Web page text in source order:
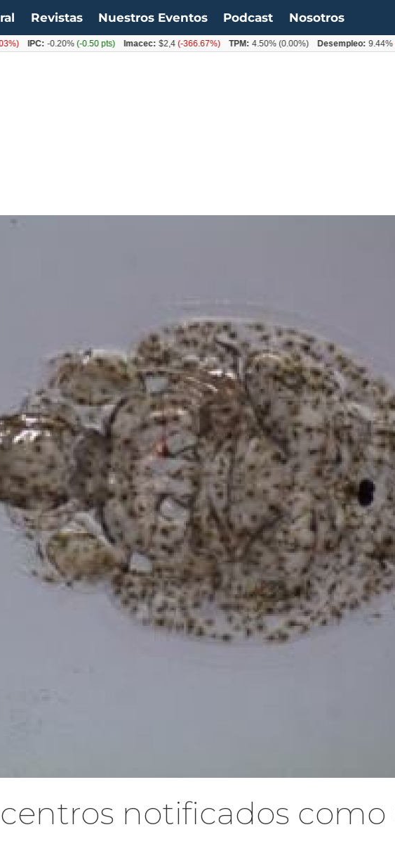
Revistas Nuestros Eventos Podcast Nosotros
notificados como
IPC: -0.20%(-0.50 pts) Imacec: $2,4(-366.67%) TPM: 4.50%(0.00%) Desempleo: 9.44%